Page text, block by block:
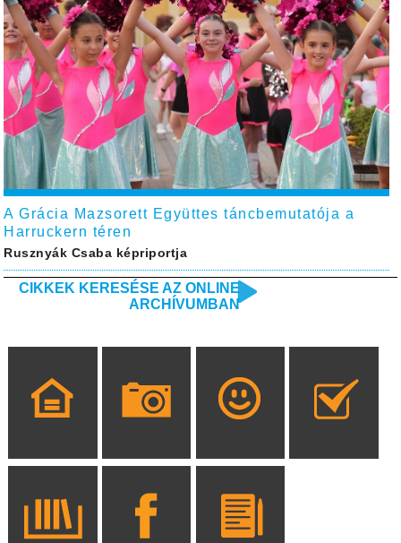
A Grácia Mazsorett Együttes táncbemutatója a
Harruckern téren
Rusznyák Csaba képriportja
CIKKEK KERESÉSE AZ ONLINE
ARCHÍVUMBAN